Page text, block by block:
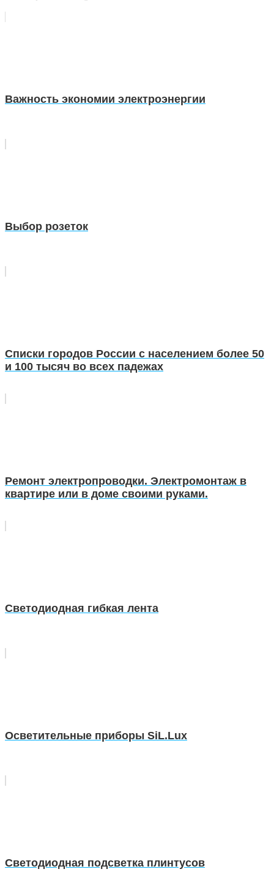
Важность экономии электроэнергии
Выбор розеток
Списки городов России с населением более 50
и 100 тысяч во всех падежах
Ремонт электропроводки. Электромонтаж в
квартире или в доме своими руками.
Светодиодная гибкая лента
Осветительные приборы SiL.Lux
Светодиодная подсветка плинтусов